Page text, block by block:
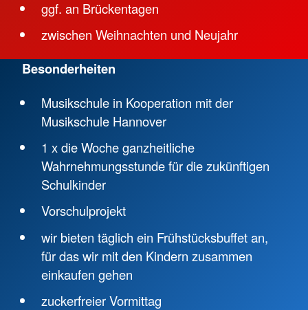
ggf. an Brückentagen
zwischen Weihnachten und Neujahr
Besonderheiten
Musikschule in Kooperation mit der
Musikschule Hannover
1 x die Woche ganzheitliche
Wahrnehmungsstunde für die zukünftigen
Schulkinder
Vorschulprojekt
wir bieten täglich ein Frühstücksbuffet an,
für das wir mit den Kindern zusammen
einkaufen gehen
zuckerfreier Vormittag